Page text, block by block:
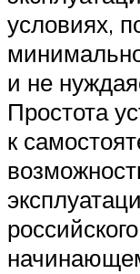
условиях,
и не
Простота
к